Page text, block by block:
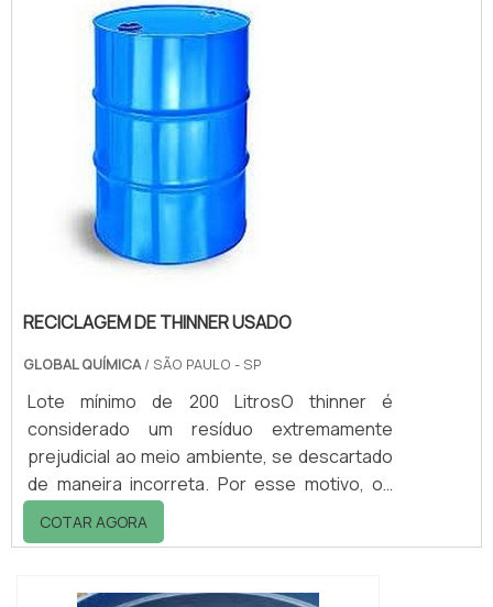
um elemento criado por meio de compostos
químicos e solventes e que é extremamente
prejudicial ao meio ambiente e a saúde. ...
RECICLAGEM DE THINNER USADO
GLOBAL QUÍMICA/ SÃO PAULO - SP
Lote mínimo de 200 LitrosO thinner é
considerado um resíduo extremamente
prejudicial ao meio ambiente, se descartado
de maneira incorreta. Por esse motivo, os
procedimentos de reciclagem de thinner
usado são considerados importantes. Além
ecossistema, asseguram excelentes
COTAR AGORA